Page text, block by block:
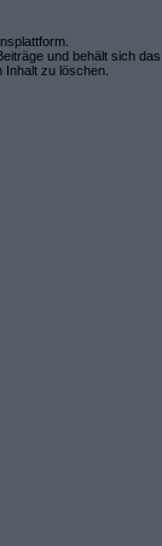
und behält sich das
zu löschen.